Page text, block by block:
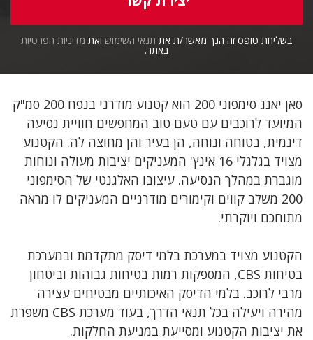
בשליחת טופס זה הנך מאשר/ת את תנאי השימוש ואת מדיניות הפרטיות
באתר.
סאן יאנג סימפוני 200 הוא קטנוע מודרני בנפח 200 סמ"ק
המיועד לרוכבים עם טעם טוב המחפשים חוויית נסיעה
דינמית, בטוחה ונוחה, הן בעיר והן מחוצה לה. הקטנוע
מצויד בגלגלי 16 אינץ' המעניקים יציבות מעולה ונוחות
מוגברת במהלך הנסיעה. עיצובו האלגנטי של הסימפוני
200 משלב קווים וקימורים מודרניים המעניקים לו מראה
מתוחכם ויוקרתי.
הקטנוע מצויד במערכת בלמי דיסק מתקדמת ובמערכת
בטיחות CBS, המספקות רמות בטיחות גבוהות וביטחון
מרבי לרוכב. בלמי הדיסק האיכותיים מבטיחים עצירה
מהירה ויעילה בכל תנאי הדרך, בעוד מערכת CBS משפרת
את יציבות הקטנוע ומסייעת במניעת החלקות.